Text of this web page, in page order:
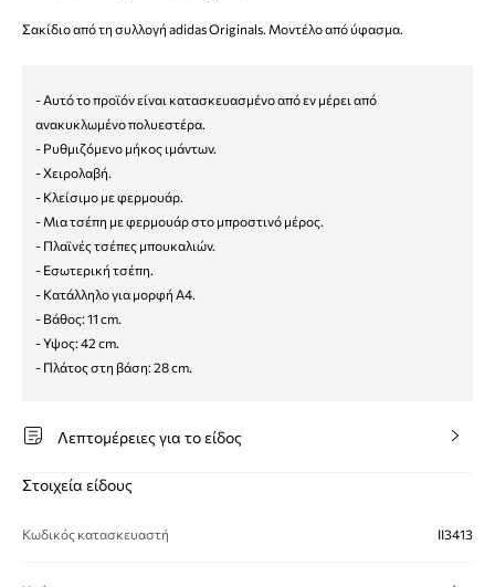
Σακίδιο από τη συλλογή adidas Originals. Μοντέλο από ύφασμα.
- Αυτό το προϊόν είναι κατασκευασμένο από εν μέρει από
ανακυκλωμένο πολυεστέρα.
- Ρυθμιζόμενο μήκος ιμάντων.
- Χειρολαβή.
- Κλείσιμο με φερμουάρ.
- Μια τσέπη με φερμουάρ στο μπροστινό μέρος.
- Πλαϊνές τσέπες μπουκαλιών.
- Εσωτερική τσέπη.
- Κατάλληλο για μορφή Α4.
- Βάθος: 11 cm.
- Υψος: 42 cm.
- Πλάτος στη βάση: 28 cm.
Λεπτομέρειες για το είδος
Στοιχεία είδους
Κωδικός κατασκευαστή II3413